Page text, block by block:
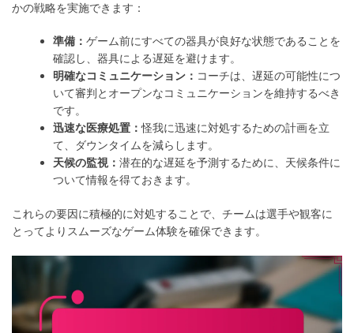
かの戦略を実施できます：
準備：ゲーム前にすべての器具が良好な状態であることを
確認し、器具による遅延を避けます。
明確なコミュニケーション： コーチは、遅延の可能性につ
いて審判とオープンなコミュニケーションを維持するべき
です。
迅速な医療処置：怪我に迅速に対処するための計画を立
て、ダウンタイムを減らします。
天候の監視：潜在的な遅延を予測するために、天候条件に
ついて情報を得ておきます。
これらの要因に積極的に対処することで、チームは選手や観客に
とってよりスムーズなゲーム体験を確保できます。